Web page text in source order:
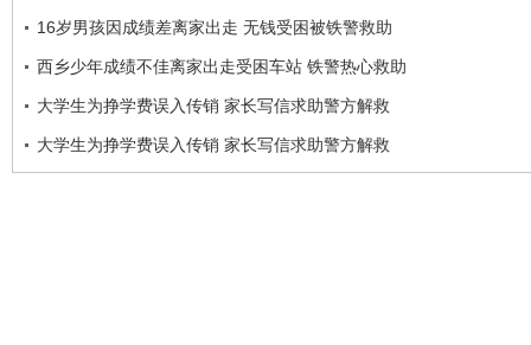
16岁男孩因成绩差离家出走 无钱受困被铁警救助
西乡少年成绩不佳离家出走受困车站 铁警热心救助
大学生为挣学费误入传销 家长写信求助警方解救
大学生为挣学费误入传销 家长写信求助警方解救